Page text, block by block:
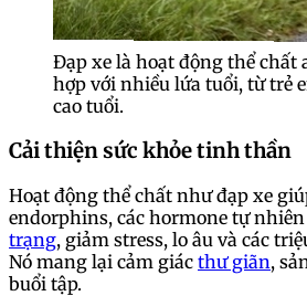
Đạp xe là hoạt động thể chất
hợp với nhiều lứa tuổi, từ trẻ
cao tuổi.
Cải thiện sức khỏe tinh thần
Hoạt động thể chất như đạp xe
endorphins, các hormone tự
trạng, giảm stress, lo âu và các
Nó mang lại cảm giác thư giãn,
buổi tập.